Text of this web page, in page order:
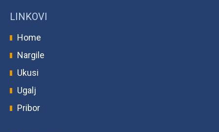
LINKOVI
Home
Nargile
Ukusi
Ugalj
Pribor